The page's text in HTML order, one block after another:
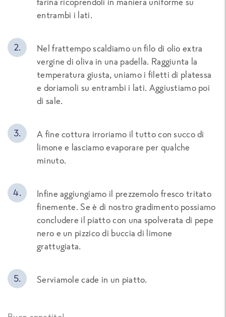
entrambi i lati.
Nel frattempo scaldiamo un filo di olio extra
vergine di oliva in una padella. Raggiunta la
temperatura giusta, uniamo i filetti di platessa
e doriamoli su entrambi i lati. Aggiustiamo poi
di sale.
A fine cottura irroriamo il tutto con succo di
limone e lasciamo evaporare per qualche
minuto.
Infine aggiungiamo il prezzemolo fresco tritato
finemente. Se è di nostro gradimento possiamo
concludere il piatto con una spolverata di pepe
nero e un pizzico di buccia di limone
grattugiata.
Serviamole cade in un piatto.